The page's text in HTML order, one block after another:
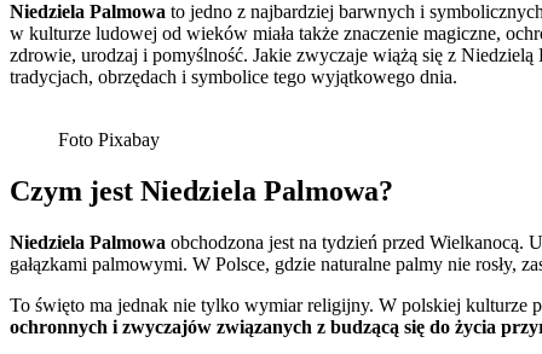
Niedziela Palmowa to jedno z najbardziej barwnych i
w kulturze ludowej od wieków miała także znaczenie magiczne,
zdrowie, urodzaj i pomyślność. Jakie zwyczaje wiążą się z
tradycjach, obrzędach i symbolice tego wyjątkowego dnia.
Foto Pixabay
Czym jest Niedziela Palmowa?
Niedziela Palmowa obchodzona jest na tydzień przed Wielkanocą.
gałązkami palmowymi. W Polsce, gdzie naturalne palmy nie rosły,
To święto ma jednak nie tylko wymiar religijny. W polskiej kulturze
ochronnych i zwyczajów związanych z budzącą się do życia